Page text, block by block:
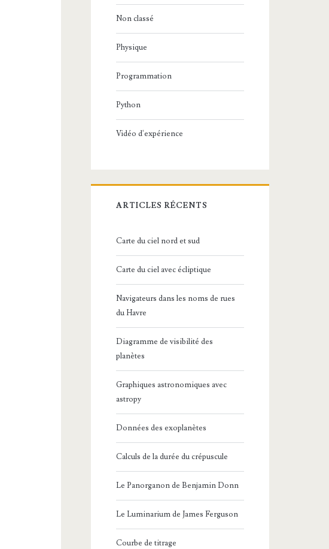
Non classé
Physique
Programmation
Python
Vidéo d'expérience
ARTICLES RÉCENTS
Carte du ciel nord et sud
Carte du ciel avec écliptique
Navigateurs dans les noms de rues
du Havre
Diagramme de visibilité des
planètes
Graphiques astronomiques avec
astropy
Données des exoplanètes
Calculs de la durée du crépuscule
Le Panorganon de Benjamin Donn
Le Luminarium de James Ferguson
Courbe de titrage